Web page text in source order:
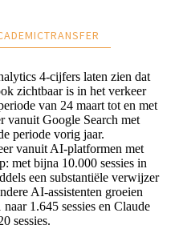
4-cijfers laten zien dat
zichtbaar is in het verkeer
van 24 maart tot en met
vanuit Google Search met
periode vorig jaar.
vanuit AI-platformen met
met bijna 10.000 sessies in
een substantiële verwijzer
AI-assistenten groeien
1.645 sessies en Claude
sessies.